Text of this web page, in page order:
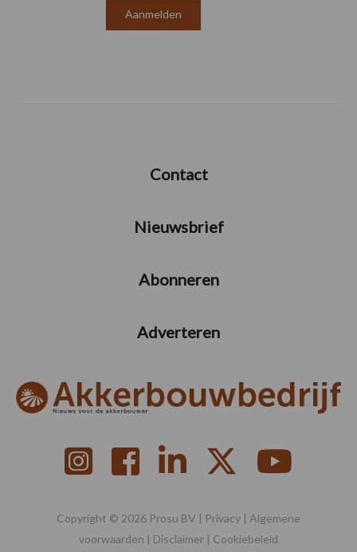
Contact
Nieuwsbrief
Abonneren
Adverteren
Copyright © 2026 Prosu BV | Privacy | Algemene
voorwaarden | Disclaimer | Cookiebeleid